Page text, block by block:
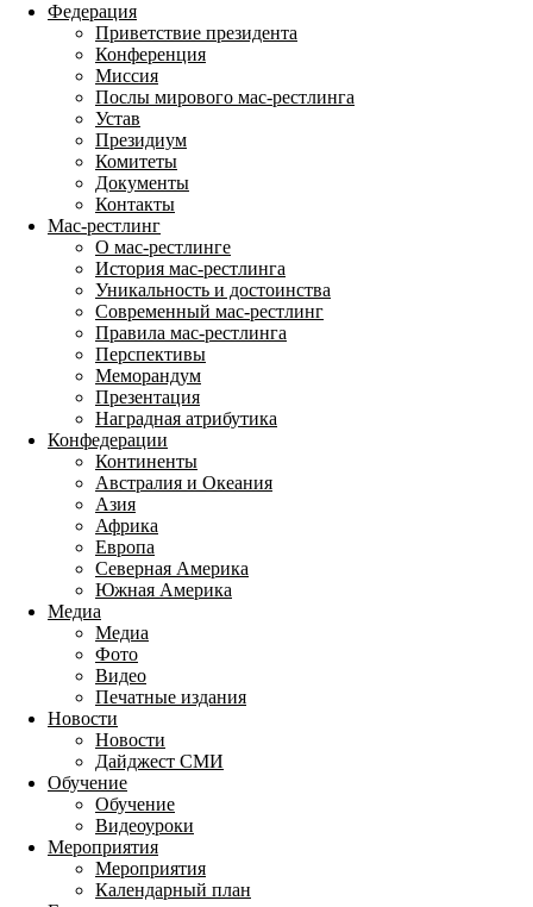
Федерация
Приветствие президента
Конференция
Миссия
Послы мирового мас-рестлинга
Устав
Президиум
Комитеты
Документы
Контакты
Мас-рестлинг
О мас-рестлинге
История мас-рестлинга
Уникальность и достоинства
Современный мас-рестлинг
Правила мас-рестлинга
Перспективы
Меморандум
Презентация
Наградная атрибутика
Конфедерации
Континенты
Австралия и Океания
Азия
Африка
Европа
Северная Америка
Южная Америка
Медиа
Медиа
Фото
Видео
Печатные издания
Новости
Новости
Дайджест СМИ
Обучение
Обучение
Видеоуроки
Мероприятия
Мероприятия
Календарный план